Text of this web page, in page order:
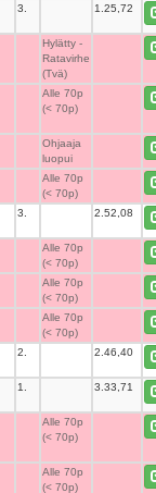
3. 1.25,72
Hylätty -
Ratavirhe
(Tvä)
Alle 70p
(< 70p)
Ohjaaja
luopui
Alle 70p
(< 70p)
3. 2.52,08
Alle 70p
(< 70p)
Alle 70p
(< 70p)
Alle 70p
(< 70p)
2. 2.46,40
1. 3.33,71
Alle 70p
(< 70p)
Alle 70p
(< 70p)